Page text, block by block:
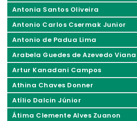
Antonia Santos Oliveira
Antonio Carlos Csermak Junior
Antonio de Padua Lima
Arabela Guedes de Azevedo Viana
Artur Kanadani Campos
Athina Chaves Donner
Atílio Dalcin Júnior
Átima Clemente Alves Zuanon